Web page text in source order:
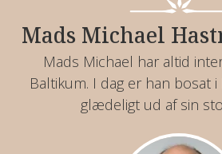
Mads Michael
Mads Michael har altid
Baltikum. I dag er han bosat
glædeligt ud af sin